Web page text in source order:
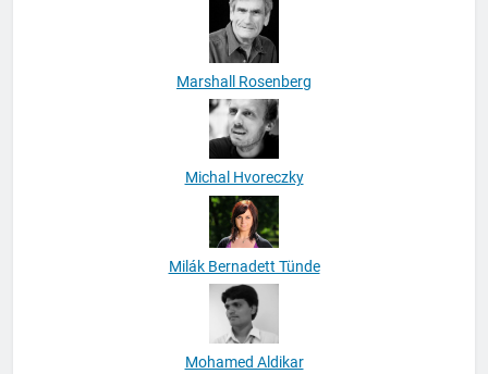
Marshall Rosenberg
Michal Hvoreczky
Milák Bernadett Tünde
Mohamed Aldikar